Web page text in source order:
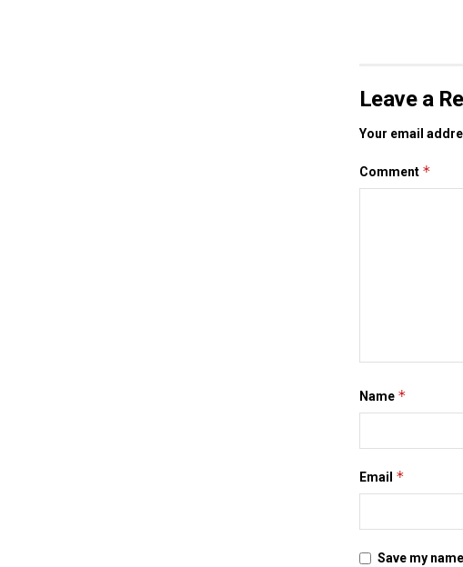
Leave a
Your email
Comment *
Name *
Email *
Save my